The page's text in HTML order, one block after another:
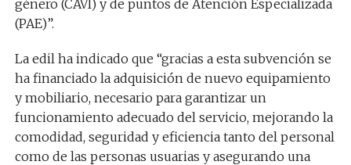
género (CAVI) y de puntos de Atención Especializada
(PAE)”.
La edil ha indicado que “gracias a esta subvención se
ha financiado la adquisición de nuevo equipamiento
y mobiliario, necesario para garantizar un
funcionamiento adecuado del servicio, mejorando la
comodidad, seguridad y eficiencia tanto del personal
como de las personas usuarias y asegurando una